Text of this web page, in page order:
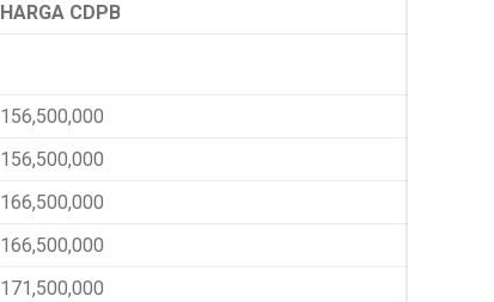
HARGA CDPB
156,500,000
156,500,000
166,500,000
166,500,000
171,500,000